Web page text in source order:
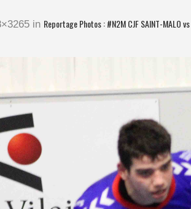
in Reportage Photos : #N2M CJF SAINT-MALO